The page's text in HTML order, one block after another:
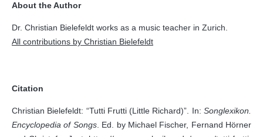
About the Author
Dr. Christian Bielefeldt works as a music teacher in Zurich.
All contributions by Christian Bielefeldt
Citation
Christian Bielefeldt: “Tutti Frutti (Little Richard)”. In: Songlexikon.
Encyclopedia of Songs. Ed. by Michael Fischer, Fernand Hörner